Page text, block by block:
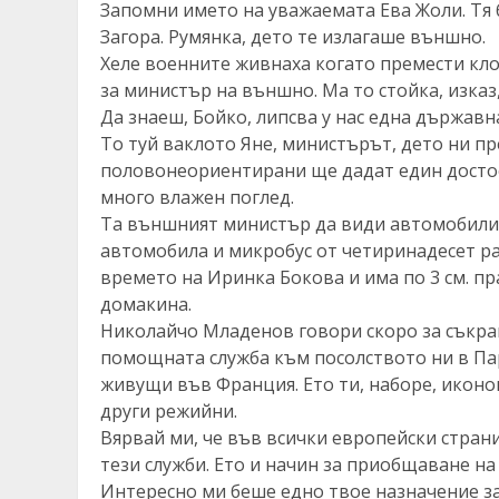
Запомни името на уважаемата Ева Жоли. Тя
Загора. Румянка, дето те излагаше външно.
Хеле военните живнаха когато премести
за министър на външно. Ма то стойка,
Да знаеш, Бойко, липсва у нас една
То туй ваклото Яне, министърът, дето ни
половонеориентирани ще дадат един
много влажен поглед.
Та външният министър да види
автомобила и микробус от четиринадесет
времето на Иринка Бокова и има по 3 см.
домакина.
Николайчо Младенов говори скоро за
помощната служба към посолството ни в
живущи във Франция. Ето ти, наборе,
други режийни.
Вярвай ми, че във всички европейски
тези служби. Ето и начин за приобщаване
Интересно ми беше едно твое назначение